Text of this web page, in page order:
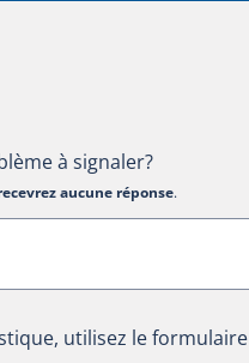
à signaler?
aucune réponse.
utilisez le formulaire